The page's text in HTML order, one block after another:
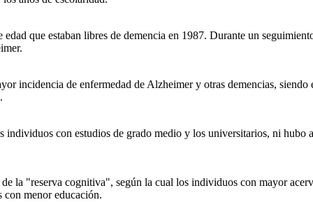
que estaban libres de demencia en 1987. Durante un
incidencia de enfermedad de Alzheimer y otras demencias, siendo
con estudios de grado medio y los universitarios, ni
la "reserva cognitiva", según la cual los individuos con mayor
con menor educación.